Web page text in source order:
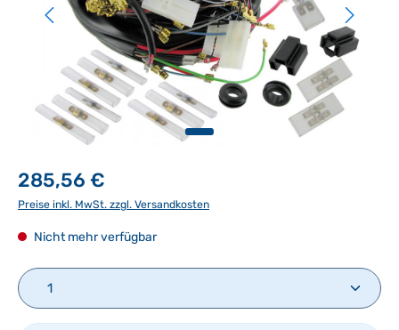
285,56 €
Preise inkl. MwSt. zzgl. Versandkosten
Nicht mehr verfügbar
Produkt Anzahl: Gib den gewünschten Wert ein